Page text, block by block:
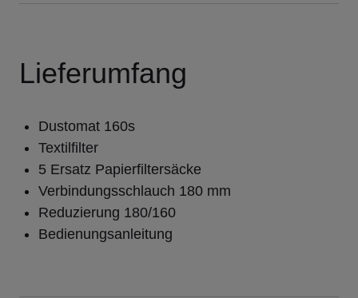
Lieferumfang
Dustomat 160s
Textilfilter
5 Ersatz Papierfiltersäcke
Verbindungsschlauch 180 mm
Reduzierung 180/160
Bedienungsanleitung